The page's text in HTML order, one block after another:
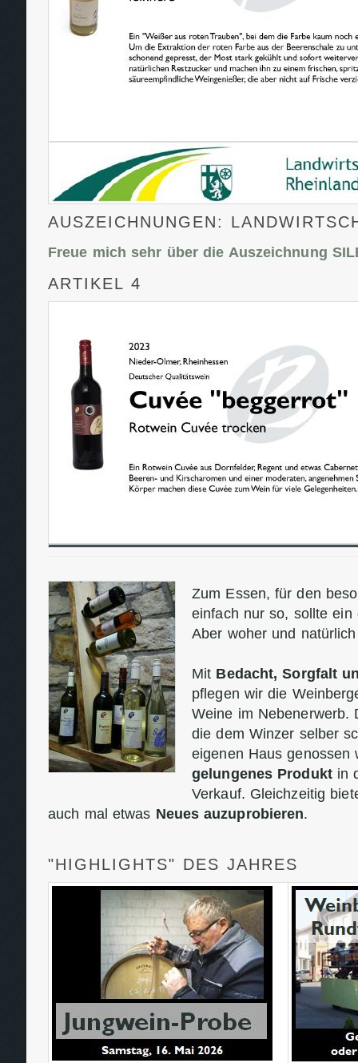
AUSZEICHNUNGEN:
Freue mich sehr über die Auszeichnung
ARTIKEL 4
Zum Essen, für den
einfach nur so, sollte ein
Aber woher und
Mit Bedacht, Sorgfalt
pflegen wir die
Weine im Nebenerwerb.
die dem Winzer selber
eigenen Haus genossen
gelungenes Produktin
Verkauf. Gleichzeitig
auch mal etwas Neues auzuprobieren.
"HIGHLIGHTS" DES JAHRES